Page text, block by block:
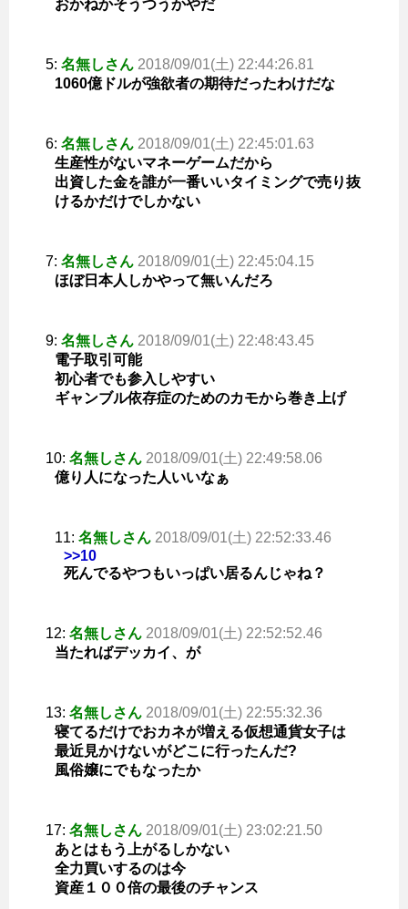
おかねかそうつうかやだ
5: 名無しさん 2018/09/01(土) 22:44:26.81
1060億ドルが強欲者の期待だったわけだな
6: 名無しさん 2018/09/01(土) 22:45:01.63
生産性がないマネーゲームだから
出資した金を誰が一番いいタイミングで売り抜
けるかだけでしかない
7: 名無しさん 2018/09/01(土) 22:45:04.15
ほぼ日本人しかやって無いんだろ
9: 名無しさん 2018/09/01(土) 22:48:43.45
電子取引可能
初心者でも参入しやすい
ギャンブル依存症のためのカモから巻き上げ
10: 名無しさん 2018/09/01(土) 22:49:58.06
億り人になった人いいなぁ
11: 名無しさん 2018/09/01(土) 22:52:33.46
>>10
死んでるやつもいっぱい居るんじゃね？
12: 名無しさん 2018/09/01(土) 22:52:52.46
当たればデッカイ、が
13: 名無しさん 2018/09/01(土) 22:55:32.36
寝てるだけでおカネが増える仮想通貨女子は
最近見かけないがどこに行ったんだ?
風俗嬢にでもなったか
17: 名無しさん 2018/09/01(土) 23:02:21.50
あとはもう上がるしかない
全力買いするのは今
資産１００倍の最後のチャンス